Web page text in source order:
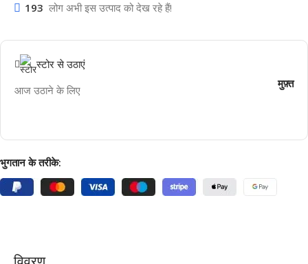
193 लोग अभी इस उत्पाद को देख रहे हैं!
स्टोर से उठाएं
आज उठाने के लिए मुफ़्त
भुगतान के तरीके: